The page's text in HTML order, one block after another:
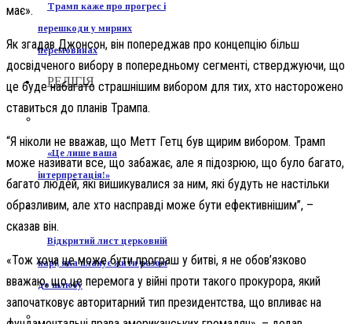
Трамп каже про прогрес і
перешкоди у мирних
перемовинах
РЕЛІГІЯ
«Це лише ваша
інтерпретація!»
Відкритий лист церковній
парі, яка планує жити разом
до шлюбу
має».
Як згадав Джонсон, він попереджав про концепцію більш
досвідченого вибору в попередньому сегменті, стверджуючи, що
це буде набагато страшнішим вибором для тих, хто насторожено
ставиться до планів Трампа.
“Я ніколи не вважав, що Метт Гетц був щирим вибором. Трамп
може називати все, що забажає, але я підозрюю, що було багато,
багато людей, які вишикувалися за ним, які будуть не настільки
образливим, але хто насправді може бути ефективнішим”, –
сказав він.
«Тож хоча це може бути програш у битві, я не обов’язково
вважаю, що це перемога у війні проти такого прокурора, який
започатковує авторитарний тип президентства, що впливає на